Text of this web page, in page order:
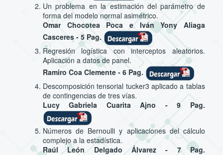
Un problema en la estimación del parámetro de
forma del modelo normal asimétrico.
Omar Chocotea Poca e Iván Yony Aliaga
Casceres - 5 Pag.
Regresión logística con interceptos aleatorios.
Aplicación a datos de panel.
Ramiro Coa Clemente - 6 Pag.
Descomposición tensorial tucker3 aplicado a tablas
de contingencias de tres vías.
Lucy Gabriela Cuarita Ajno - 9 Pag.
Números de Bernoulli y aplicaciones del cálculo
complejo a la estadística.
Raúl León Delgado Álvarez - 7 Pag.